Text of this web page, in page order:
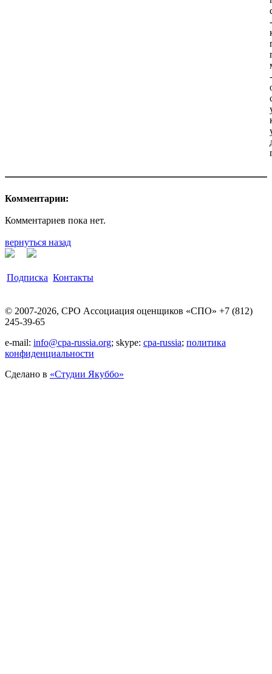
Комментарии:
Комментариев пока нет.
вернуться назад
Подписка Контакты
© 2007-2026, СРО Ассоциация оценщиков «СПО» +7 (812)
245-39-65
e-mail: info@cpa-russia.org; skype: cpa-russia; политика
конфиденциальности
Сделано в «Cтудии Якуббо»